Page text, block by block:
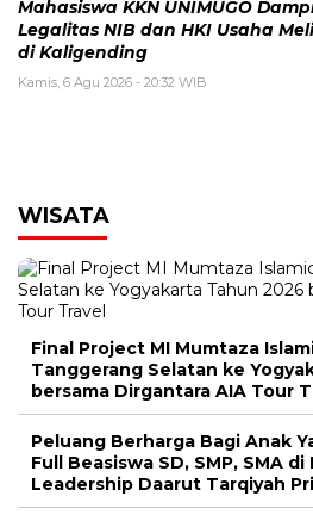
Mahasiswa KKN UNIMUGO
Legalitas NIB dan HKI Usaha
di Kaligending
Kamis, 6 Agu 2026 - 20:32 WIB
WISATA
Final Project MI Mumtaza
Tanggerang Selatan ke
bersama Dirgantara AIA Tour
Peluang Berharga Bagi Anak
Full Beasiswa SD, SMP, SMA
Leadership Daarut Tarqiyah